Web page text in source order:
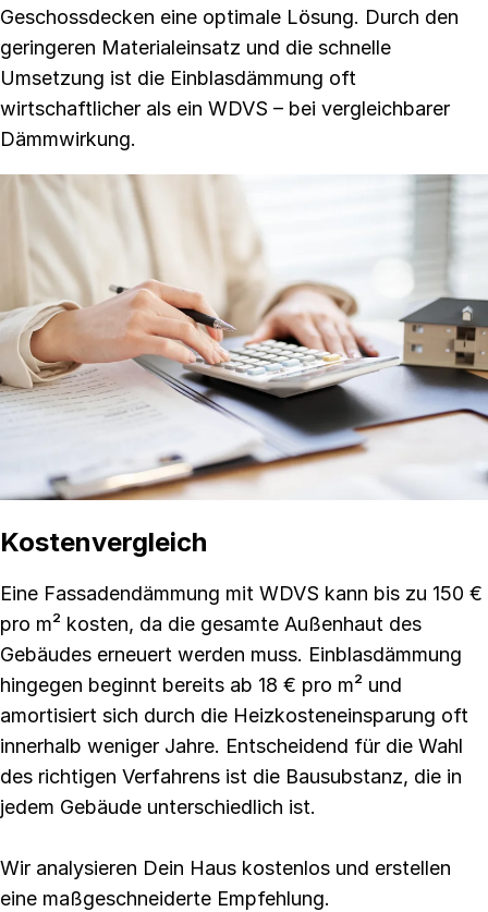
Geschossdecken eine optimale Lösung. Durch den
geringeren Materialeinsatz und die schnelle
Umsetzung ist die Einblasdämmung oft
wirtschaftlicher als ein WDVS – bei vergleichbarer
Dämmwirkung.
Kostenvergleich
Eine Fassadendämmung mit WDVS kann bis zu 150 €
pro m² kosten, da die gesamte Außenhaut des
Gebäudes erneuert werden muss. Einblasdämmung
hingegen beginnt bereits ab 18 € pro m² und
amortisiert sich durch die Heizkosteneinsparung oft
innerhalb weniger Jahre. Entscheidend für die Wahl
des richtigen Verfahrens ist die Bausubstanz, die in
jedem Gebäude unterschiedlich ist.
Wir analysieren Dein Haus kostenlos und erstellen
eine maßgeschneiderte Empfehlung.